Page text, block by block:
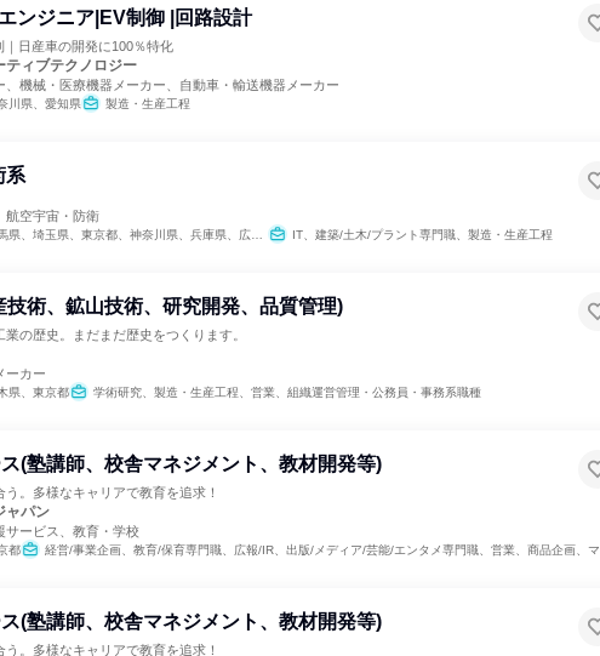
ンジニア|EV制御 |回路設計
日産車の開発に100％特化
ティブテクノロジー
機械・医療機器メーカー、自動車・輸送機器メーカー
川県、愛知県 製造・生産工程
系
航空宇宙・防衛
県、埼玉県、東京都、神奈川県、兵庫県、広島県 IT、建築/土木/プラント専門職、製造・生産工程
技術、鉱山技術、研究開発、品質管理)
の歴史。まだまだ歴史をつくります。
ーカー
県、東京都 学術研究、製造・生産工程、営業、組織運営管理・公務員・事務系職種
(塾講師、校舎マネジメント、教材開発等)
。多様なキャリアで教育を追求！
ャパン
サービス、教育・学校
都 経営/事業企画、教育/保育専門職、広報/IR、出版/メディア/芸能/エンタメ専門職、営業、商品企画、マーケティング・広告・宣伝
(塾講師、校舎マネジメント、教材開発等)
。多様なキャリアで教育を追求！